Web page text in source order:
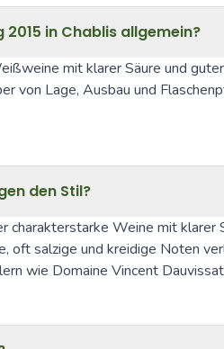
in Chablis allgemein?
mit klarer Säure und
von Lage, Ausbau und
den Stil?
Weine mit
salzige und kreidige Noten
wie Domaine Vincent